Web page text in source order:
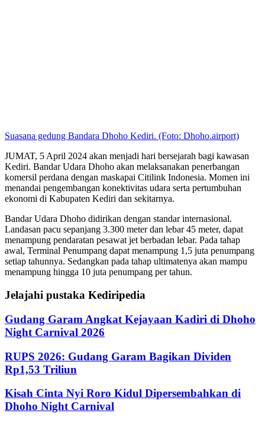
Suasana gedung Bandara Dhoho Kediri. (Foto: Dhoho.airport)
JUMAT, 5 April 2024 akan menjadi hari bersejarah bagi kawasan
Kediri. Bandar Udara Dhoho akan melaksanakan penerbangan
komersil perdana dengan maskapai Citilink Indonesia. Momen ini
menandai pengembangan konektivitas udara serta pertumbuhan
ekonomi di Kabupaten Kediri dan sekitarnya.
Bandar Udara Dhoho didirikan dengan standar internasional.
Landasan pacu sepanjang 3.300 meter dan lebar 45 meter, dapat
menampung pendaratan pesawat jet berbadan lebar. Pada tahap
awal, Terminal Penumpang dapat menampung 1,5 juta penumpang
setiap tahunnya. Sedangkan pada tahap ultimatenya akan mampu
menampung hingga 10 juta penumpang per tahun.
Jelajahi pustaka Kediripedia
Gudang Garam Angkat Kejayaan Kadiri di Dhoho
Night Carnival 2026
RUPS 2026: Gudang Garam Bagikan Dividen
Rp1,53 Triliun
Kisah Cinta Nyi Roro Kidul Dipersembahkan di
Dhoho Night Carnival